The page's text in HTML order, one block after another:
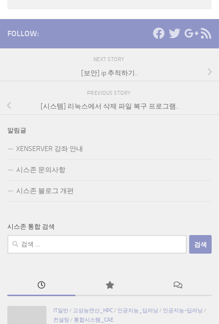
FOLLOW:
NEXT STORY
[보안] ip 추적하기..
PREVIOUS STORY
[시스템] 리눅스에서 삭제 파일 복구 프로그램..
알림글
XENSERVER 강좌 안내
시스존 문의사항
시스존 블로그 개편
시스존 통합 검색
검
IT일반/ 고성능연산_HPC/ 인공지능_딥러닝 / 인공지능-딥러닝 /
컨설팅 / 통합시스템_CAE